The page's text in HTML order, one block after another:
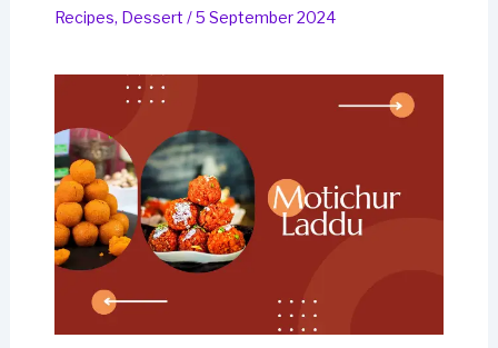
Recipes, Dessert /5 September 2024